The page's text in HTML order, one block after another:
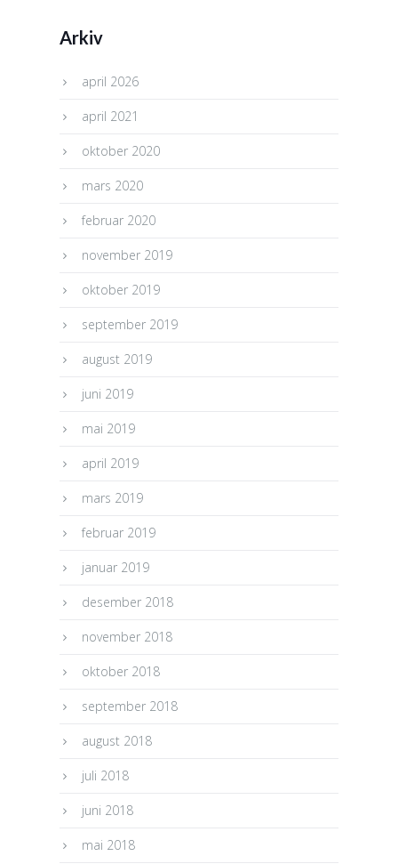
Arkiv
april 2026
april 2021
oktober 2020
mars 2020
februar 2020
november 2019
oktober 2019
september 2019
august 2019
juni 2019
mai 2019
april 2019
mars 2019
februar 2019
januar 2019
desember 2018
november 2018
oktober 2018
september 2018
august 2018
juli 2018
juni 2018
mai 2018